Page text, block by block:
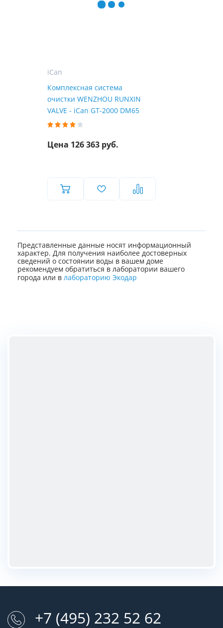
iCan
Комплексная система
очистки WENZHOU RUNXIN
VALVE - iCan GT-2000 DM65
Цена 126 363 руб.
Представленные данные носят информационный
характер. Для получения наиболее достоверных
сведений о состоянии воды в вашем доме
рекомендуем обратиться в лаборатории вашего
города или в лабораторию Экодар
+7 (495) 232 52 62